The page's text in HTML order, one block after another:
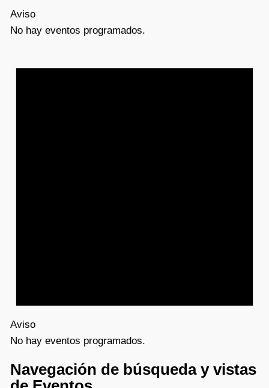
Aviso
No hay eventos programados.
Aviso
No hay eventos programados.
Navegación de búsqueda y vistas